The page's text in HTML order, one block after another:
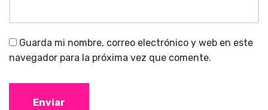
Guarda mi nombre, correo electrónico y web en este
navegador para la próxima vez que comente.